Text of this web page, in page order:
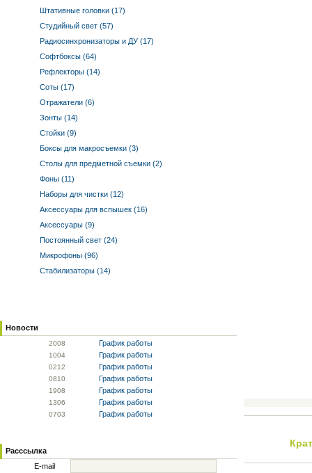
Штативные головки (17)
Студийный свет (57)
Радиосинхронизаторы и ДУ (17)
Софтбоксы (64)
Рефлекторы (14)
Соты (17)
Отражатели (6)
Зонты (14)
Стойки (9)
Боксы для макросъемки (3)
Столы для предметной съемки (2)
Фоны (11)
Наборы для чистки (12)
Аксессуары для вспышек (16)
Аксессуары (9)
Постоянный свет (24)
Микрофоны (96)
Стабилизаторы (14)
Новости
2008 График работы
1004 График работы
0212 График работы
0810 График работы
1908 График работы
1306 График работы
0703 График работы
Расссылка
E-mail